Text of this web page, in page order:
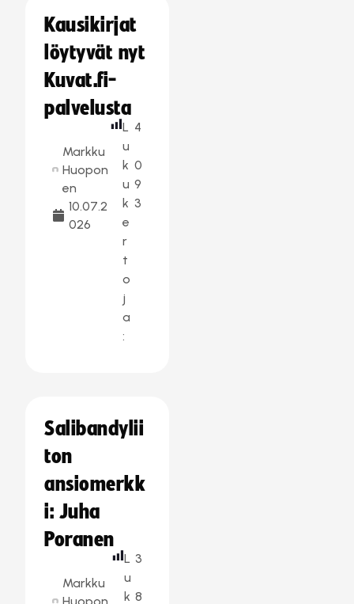
Kausikirjat
löytyvät nyt
Kuvat.fi-
palvelusta
Markku
Huopon
en
10.07.2
026
L
u
k
u
k
e
r
t
o
j
a
:
4
0
9
3
Salibandylii
ton
ansiomerkk
i: Juha
Poranen
Markku
L
u
k
3
8